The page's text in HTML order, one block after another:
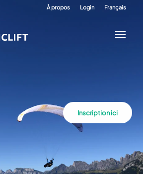
À propos Login Français
Inscription ici